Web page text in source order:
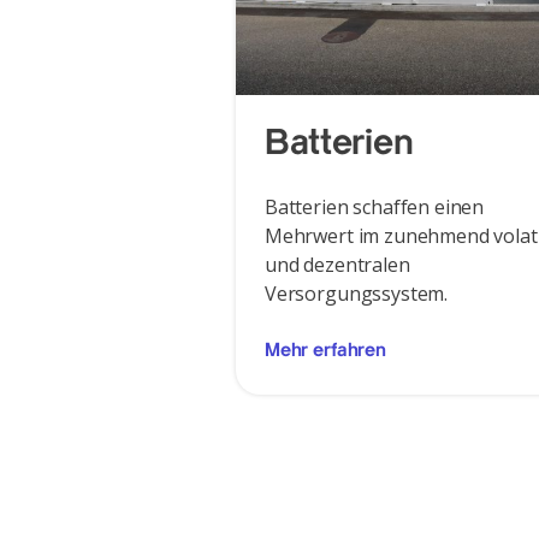
Batterien
Batterien schaffen einen
Mehrwert im zunehmend
und dezentralen
Versorgungssystem.
Mehr erfahren